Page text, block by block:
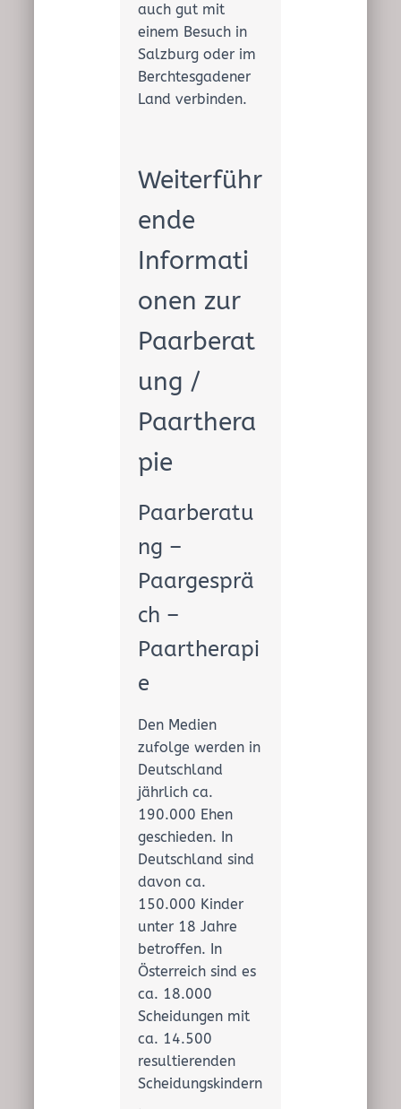
auch gut mit
einem Besuch in
Salzburg oder im
Berchtesgadener
Land verbinden.
Weiterführ
ende
Informati
onen zur
Paarberat
ung /
Paarthera
pie
Paarberatu
ng –
Paargesprä
ch –
Paartherapi
e
Den Medien
zufolge werden in
Deutschland
jährlich ca.
190.000 Ehen
geschieden. In
Deutschland sind
davon ca.
150.000 Kinder
unter 18 Jahre
betroffen. In
Österreich sind es
ca. 18.000
Scheidungen mit
ca. 14.500
resultierenden
Scheidungskindern